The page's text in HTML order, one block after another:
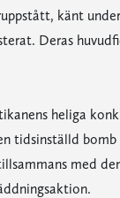
känt
Deras
heliga
tidsinställd
med